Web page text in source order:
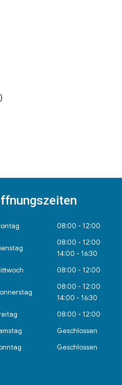
08:00 - 12:00
08:00 - 12:00
14:00 - 16:30
08:00 - 12:00
08:00 - 12:00
14:00 - 16:30
08:00 - 12:00
Geschlossen
Geschlossen